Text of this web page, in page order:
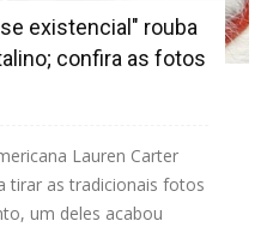
existencial" rouba
confira as fotos
Lauren Carter
tirar as tradicionais fotos
um deles acabou